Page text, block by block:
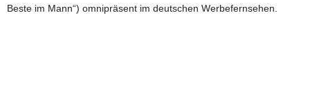
Beste im Mann“) omnipräsent im deutschen Werbefernsehen.